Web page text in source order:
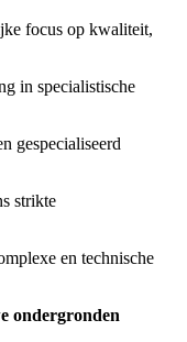
focus op kwaliteit,
in specialistische
gespecialiseerd
strikte
en technische
ondergronden